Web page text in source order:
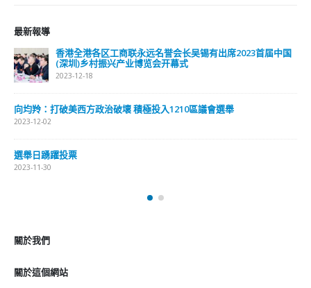
最新報導
香港全港各区工商联永远名誉会长吴锡有出席2023首届中国
(深圳)乡村振兴产业博览会开幕式
2023-12-18
向均羚：打破美西方政治破壞 積極投入1210區議會選舉
2023-12-02
選舉日踴躍投票
2023-11-30
關於我們
關於這個網站